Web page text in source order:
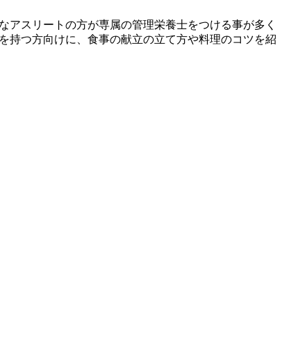
スリートの方が専属の管理栄養士をつける事が多く
持つ方向けに、食事の献立の立て方や料理のコツを紹